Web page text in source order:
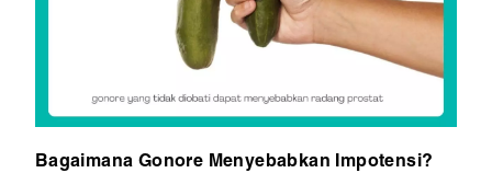
Bagaimana Gonore Menyebabkan Impotensi?